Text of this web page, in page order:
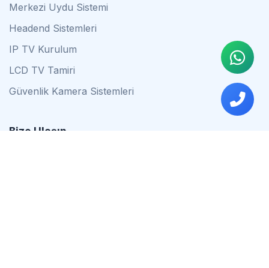
Merkezi Uydu Sistemi
Headend Sistemleri
IP TV Kurulum
LCD TV Tamiri
Güvenlik Kamera Sistemleri
Bize Ulaşın